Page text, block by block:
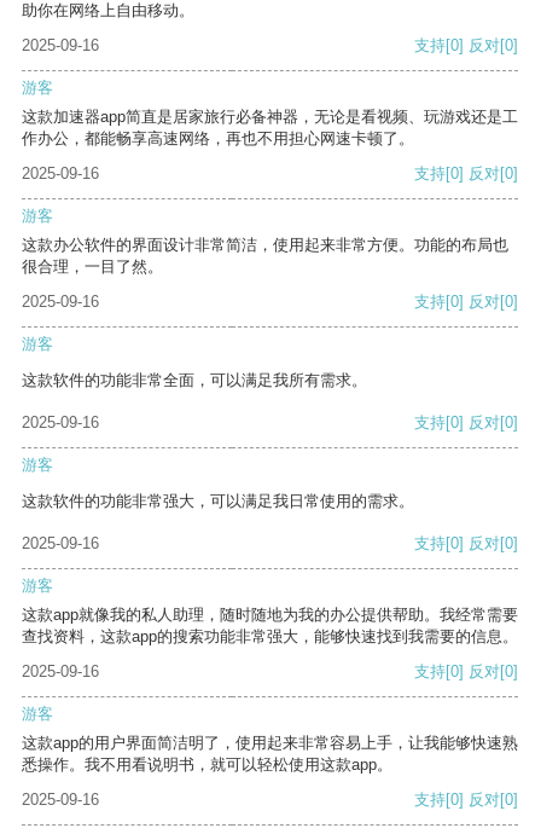
助你在网络上自由移动。
2025-09-16
支持[0] 反对[0]
游客
这款加速器app简直是居家旅行必备神器，无论是看视频、玩游戏还是工
作办公，都能畅享高速网络，再也不用担心网速卡顿了。
2025-09-16
支持[0] 反对[0]
游客
这款办公软件的界面设计非常简洁，使用起来非常方便。功能的布局也
很合理，一目了然。
2025-09-16
支持[0] 反对[0]
游客
这款软件的功能非常全面，可以满足我所有需求。
2025-09-16 支持[0] 反对[0]
游客
这款软件的功能非常强大，可以满足我日常使用的需求。
2025-09-16 支持[0] 反对[0]
游客
这款app就像我的私人助理，随时随地为我的办公提供帮助。我经常需要
查找资料，这款app的搜索功能非常强大，能够快速找到我需要的信息。
2025-09-16
支持[0] 反对[0]
游客
这款app的用户界面简洁明了，使用起来非常容易上手，让我能够快速熟
悉操作。我不用看说明书，就可以轻松使用这款app。
2025-09-16
支持[0] 反对[0]